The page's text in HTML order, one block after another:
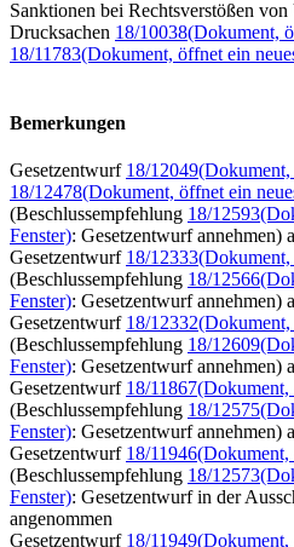
Sanktionen bei Rechtsverstößen von
Drucksachen 18/10038(Dokument,
18/11783(Dokument, öffnet ein
Bemerkungen
Gesetzentwurf 18/12049(Dokument,
18/12478(Dokument, öffnet ein
(Beschlussempfehlung 18/12593
Fenster): Gesetzentwurf annehmen)
Gesetzentwurf 18/12333(Dokument,
(Beschlussempfehlung 18/12566
Fenster): Gesetzentwurf annehmen)
Gesetzentwurf 18/12332(Dokument,
(Beschlussempfehlung 18/12609
Fenster): Gesetzentwurf annehmen)
Gesetzentwurf 18/11867(Dokument,
(Beschlussempfehlung 18/12575
Fenster): Gesetzentwurf annehmen)
Gesetzentwurf 18/11946(Dokument,
(Beschlussempfehlung 18/12573
Fenster): Gesetzentwurf in der
angenommen
Gesetzentwurf 18/11949(Dokument,